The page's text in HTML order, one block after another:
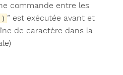
commande entre les
” est exécutée avant et
de caractère dans la